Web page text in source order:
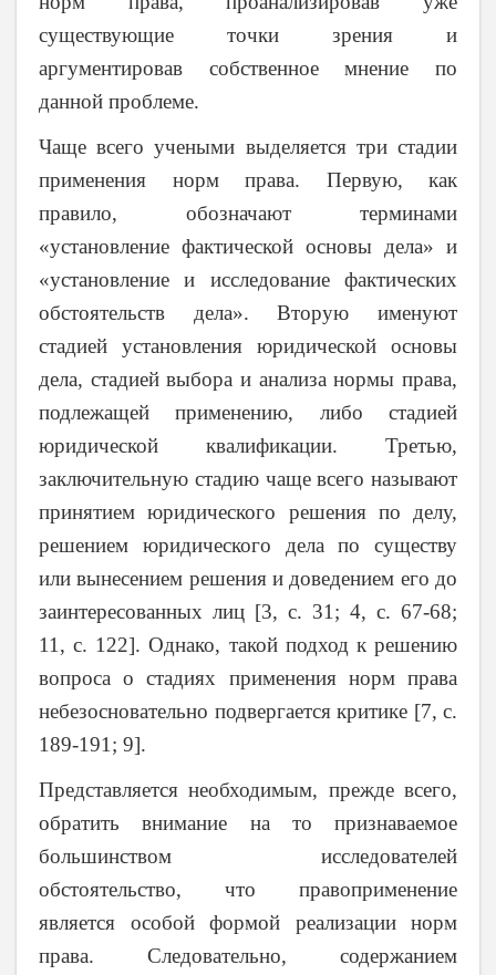
существующие точки зрения и
аргументировав собственное мнение по
данной проблеме.
Чаще всего учеными выделяется три стадии
применения норм права. Первую, как
правило, обозначают терминами
«установление фактической основы дела» и
«установление и исследование фактических
обстоятельств дела». Вторую именуют
стадией установления юридической основы
дела, стадией выбора и анализа нормы права,
подлежащей применению, либо стадией
юридической квалификации. Третью,
заключительную стадию чаще всего называют
принятием юридического решения по делу,
решением юридического дела по существу
или вынесением решения и доведением его до
заинтересованных лиц [3, c. 31; 4, c. 67-68;
11, c. 122]. Однако, такой подход к решению
вопроса о стадиях применения норм права
небезосновательно подвергается критике [7, c.
189-191; 9].
Представляется необходимым, прежде всего,
обратить внимание на то признаваемое
большинством исследователей
обстоятельство, что правоприменение
является особой формой реализации норм
права. Следовательно, содержанием